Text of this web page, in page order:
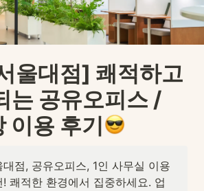
울대점] 쾌적하고
는 공유오피스 /
이용 후기
점, 공유오피스, 1인 사무실 이용
! 쾌적한 환경에서 집중하세요. 업